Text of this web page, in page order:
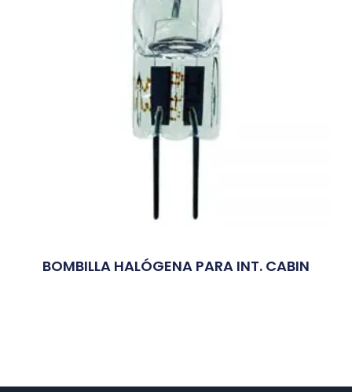
BOMBILLA HALÓGENA PARA INT. CABIN